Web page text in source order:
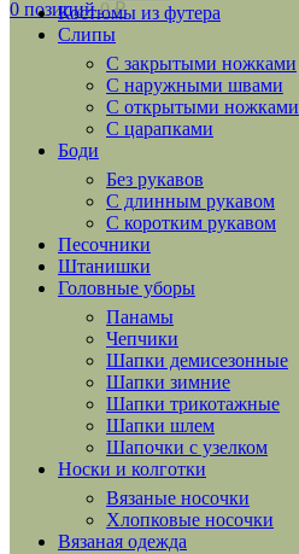
0 позиций 0₽
Костюмы из футера
Слипы
С закрытыми ножками
С наружными швами
С открытыми ножками
С царапками
Боди
Без рукавов
С длинным рукавом
С коротким рукавом
Песочники
Штанишки
Головные уборы
Панамы
Чепчики
Шапки демисезонные
Шапки зимние
Шапки трикотажные
Шапки шлем
Шапочки с узелком
Носки и колготки
Вязаные носочки
Хлопковые носочки
Вязаная одежда